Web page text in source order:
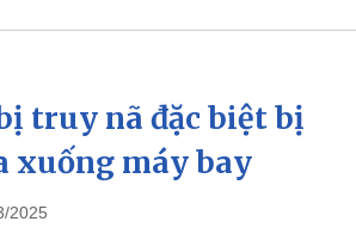
Xã hội
Tin 24h
Dự báo thời tiết
truy nã đặc biệt bị
xuống máy bay
2025